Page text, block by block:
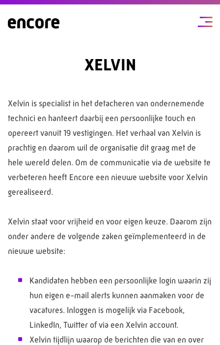
XELVIN
Xelvin is specialist in het detacheren van ondernemende
technici en hanteert daarbij een persoonlijke touch en
opereert vanuit 19 vestigingen. Het verhaal van Xelvin is
prachtig en daarom wil de organisatie dit graag met de
hele wereld delen. Om de communicatie via de website te
verbeteren heeft Encore een nieuwe website voor Xelvin
gerealiseerd.
Xelvin staat voor vrijheid en voor eigen keuze. Daarom zijn
onder andere de volgende zaken geïmplementeerd in de
nieuwe website:
Kandidaten hebben een persoonlijke login waarin zij
hun eigen e-mail alerts kunnen aanmaken voor de
vacatures. Inloggen is mogelijk via Facebook,
LinkedIn, Twitter of via een Xelvin account.
Xelvin tijdlijn waarop de berichten die van en over